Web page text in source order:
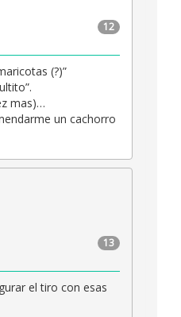
12
(?)”
mas)…
un cachorro
13
el tiro con esas